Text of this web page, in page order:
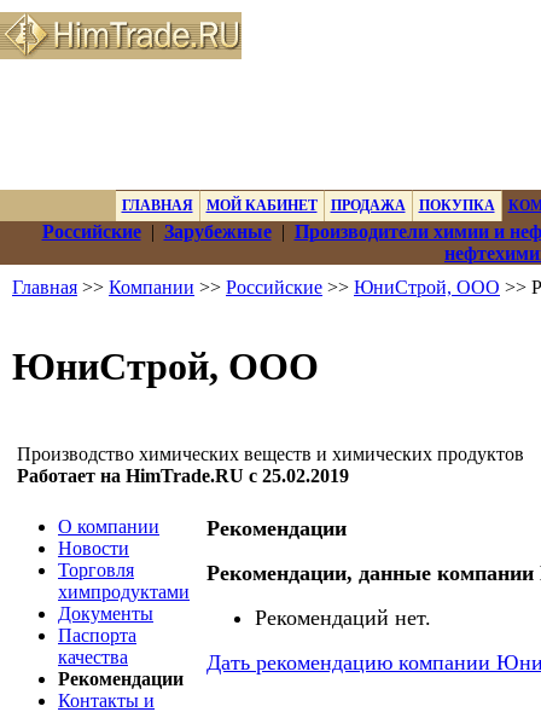
ГЛАВНАЯ МОЙ КАБИНЕТ ПРОДАЖА ПОКУПКА
Российские| Зарубежные| Производители химии и
Главная >> Компании >> Российские >> ЮниСтрой, ООО >>
ЮниСтрой, ООО
Производство химических веществ и химических продуктов
Работает на HimTrade.RU с 25.02.2019
О компании
Новости
Торговля
химпродуктами
Документы
Паспорта
качества
Рекомендации
Контакты и
Рекомендации
Рекомендации, данные
Рекомендаций нет.
Дать рекомендацию компании